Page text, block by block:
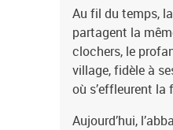
Au fil du temps,
partagent la
clochers, le
village, fidèle à
où s’effleurent la
Aujourd’hui,